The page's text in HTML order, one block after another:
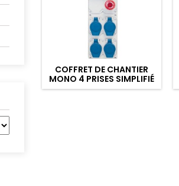
COFFRET DE CHANTIER
MONO 4 PRISES SIMPLIFIÉ
1 DISJ DIFF 16A + 4 PC